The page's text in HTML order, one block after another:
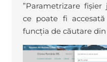
”Parametrizare
ce poate fi
funcția de căutare din